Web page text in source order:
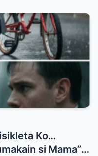
Ko…
si Mama”